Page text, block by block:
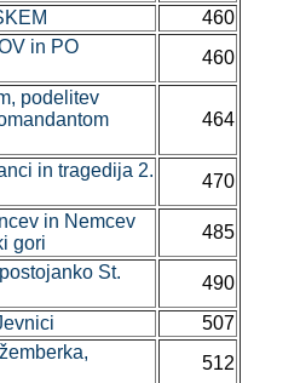
460
in PO
460
podelitev
464
in tragedija 2.
470
in Nemcev
gori
485
St.
490
507
512